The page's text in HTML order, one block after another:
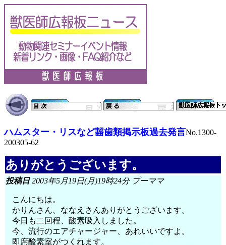
ハムスター・リスなど齧歯類掲示板過去発言No.1300-
200305-62
ありがとうございます。
投稿日2003年5月19日(月)19時24分 プーママ
こんにちは。
かりんさん、ななえさんありがとうございます。
今日も二回程、酸素吸入しました。
今、流行のエアチャージャー、あれいいですよ。
即席酸素室がつくれます。